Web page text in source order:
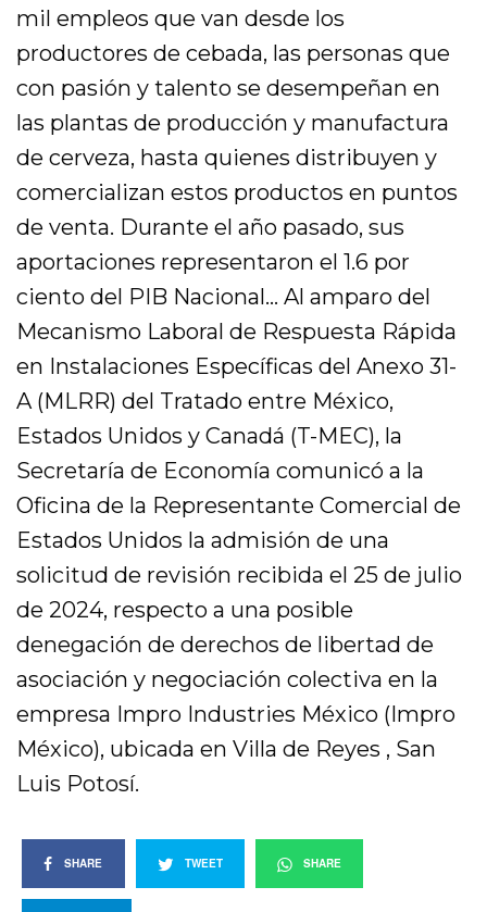
mil empleos que van desde los
productores de cebada, las personas que
con pasión y talento se desempeñan en
las plantas de producción y manufactura
de cerveza, hasta quienes distribuyen y
comercializan estos productos en puntos
de venta. Durante el año pasado, sus
aportaciones representaron el 1.6 por
ciento del PIB Nacional… Al amparo del
Mecanismo Laboral de Respuesta Rápida
en Instalaciones Específicas del Anexo 31-
A (MLRR) del Tratado entre México,
Estados Unidos y Canadá (T-MEC), la
Secretaría de Economía comunicó a la
Oficina de la Representante Comercial de
Estados Unidos la admisión de una
solicitud de revisión recibida el 25 de julio
de 2024, respecto a una posible
denegación de derechos de libertad de
asociación y negociación colectiva en la
empresa Impro Industries México (Impro
México), ubicada en Villa de Reyes , San
Luis Potosí.
SHARE TWEET SHARE